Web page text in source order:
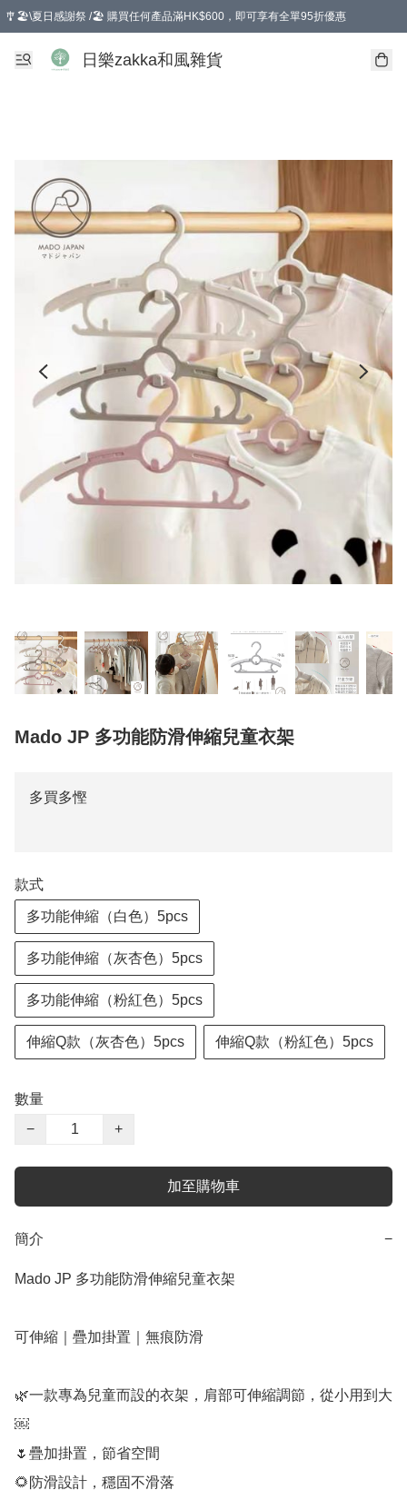
🎐🏖️\夏日感謝祭 /🏖️ 購買任何產品滿HK$600，即可享有全單95折優惠
選擇GoGoX住宅/工商地址配送，單一訂單消費購物滿HK$680(折扣後），可享有
日樂zakka和風雜貨
Mado JP 多功能防滑伸縮兒童衣架
多買多慳
款式
多功能伸縮（白色）5pcs
多功能伸縮（灰杏色）5pcs
多功能伸縮（粉紅色）5pcs
伸縮Q款（灰杏色）5pcs 伸縮Q款（粉紅色）5pcs
數量
−
+
加至購物車
簡介 −
Mado JP 多功能防滑伸縮兒童衣架
可伸縮｜疊加掛置｜無痕防滑
🌿一款專為兒童而設的衣架，肩部可伸縮調節，從小用到大
￼
🌷疊加掛置，節省空間
🌻防滑設計，穩固不滑落